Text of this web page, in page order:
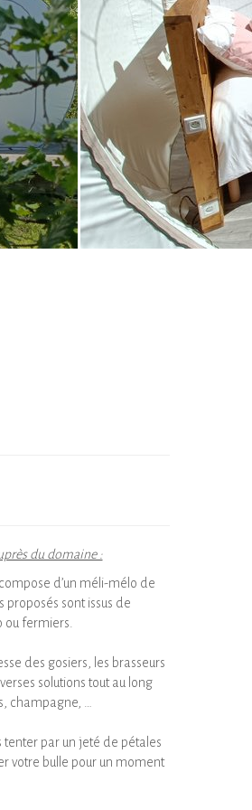
du domaine :
d’un méli-mélo de
proposés sont issus de
fermiers.
des gosiers, les brasseurs
solutions tout au long
champagne, …
tenter par un jeté de pétales
votre bulle pour un moment